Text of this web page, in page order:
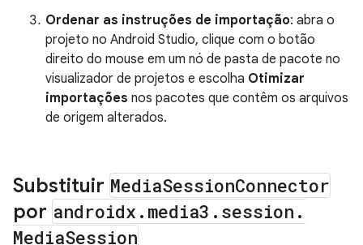
Ordenar as instruções de importação: abra o
projeto no Android Studio, clique com o botão
direito do mouse em um nó de pasta de pacote no
visualizador de projetos e escolha Otimizar
importações nos pacotes que contêm os arquivos
de origem alterados.
Substituir MediaSessionConnector
por androidx . media3 . session .
MediaSession